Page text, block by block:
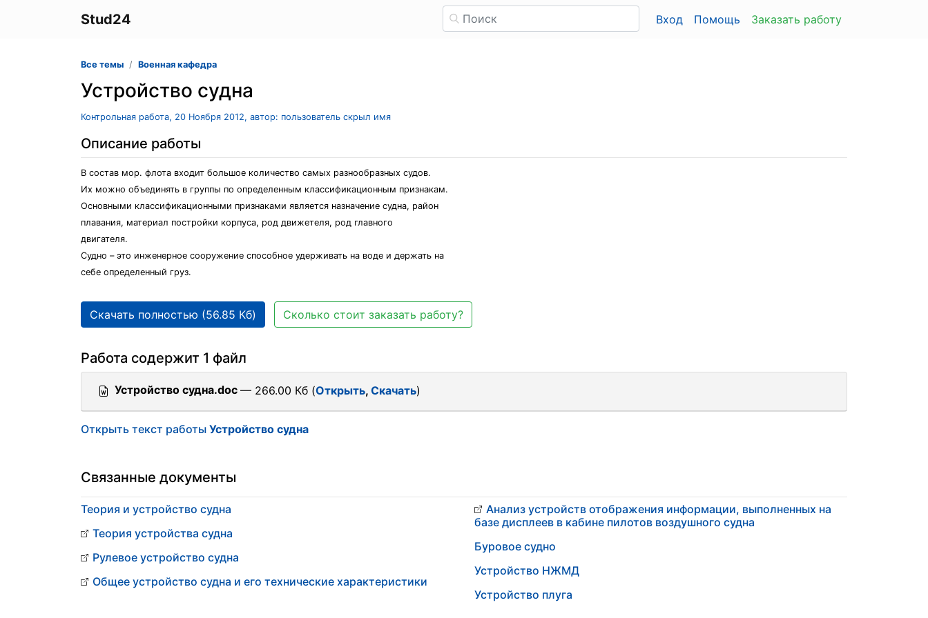
Stud24 Вход Помощь Заказать работу
Все темы Военная кафедра
Устройство судна
Контрольная работа, 20 Ноября 2012, автор: пользователь скрыл имя
Описание работы
В состав мор. флота входит большое количество самых разнообразных судов.
Их можно объединять в группы по определенным классификационным признакам.
Основными классификационными признаками является назначение судна, район
плавания, материал постройки корпуса, род движетеля, род главного
двигателя.
Судно – это инженерное сооружение способное удерживать на воде и держать на
себе определенный груз.
Скачать полностью (56.85 Кб) Сколько стоит заказать работу?
Работа содержит 1 файл
Устройство судна.doc — 266.00 Кб (Открыть, Скачать)
Открыть текст работы Устройство судна
Связанные документы
Теория и устройство судна
Теория устройства судна
Рулевое устройство судна
Общее устройство судна и его технические характеристики
Анализ устройств отображения информации, выполненных на
базе дисплеев в кабине пилотов воздушного судна
Буровое судно
Устройство НЖМД
Устройство плуга